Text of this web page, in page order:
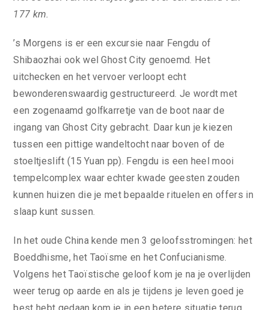
177 km.
’s Morgens is er een excursie naar Fengdu of
Shibaozhai ook wel Ghost City genoemd. Het
uitchecken en het vervoer verloopt echt
bewonderenswaardig gestructureerd. Je wordt met
een zogenaamd golfkarretje van de boot naar de
ingang van Ghost City gebracht. Daar kun je kiezen
tussen een pittige wandeltocht naar boven of de
stoeltjeslift (15 Yuan pp). Fengdu is een heel mooi
tempelcomplex waar echter kwade geesten zouden
kunnen huizen die je met bepaalde rituelen en offers in
slaap kunt sussen.
In het oude China kende men 3 geloofsstromingen: het
Boeddhisme, het Taoïsme en het Confucianisme.
Volgens het Taoïstische geloof kom je na je overlijden
weer terug op aarde en als je tijdens je leven goed je